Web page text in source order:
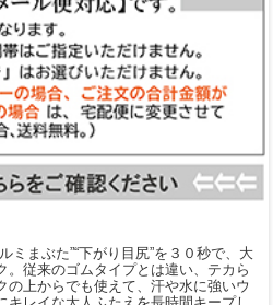
ミまぶた”“下がり目尻”を３０秒で、大
。従来のゴムタイプとは違い、テカら
の上からでも使えて、汗や水に強いウ